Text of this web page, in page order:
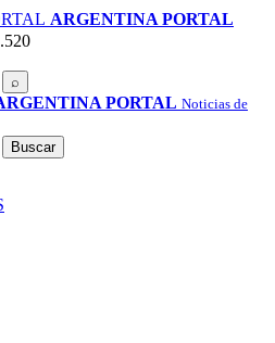
ARGENTINA PORTAL
⌕
PORTAL Noticias de
Buscar